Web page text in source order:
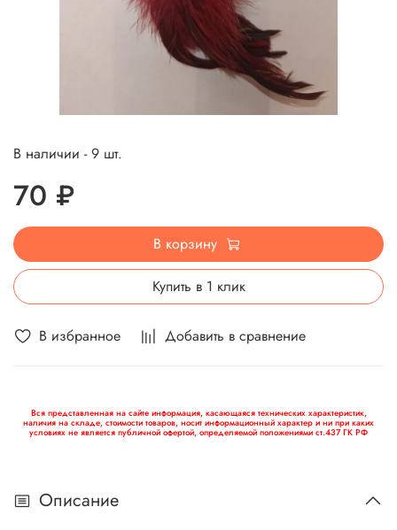
В избранное Добавить в сравнение
В наличии - 9 шт.
70 ₽
В корзину
Купить в 1 клик
Вся представленная на сайте информация, касающаяся технических характеристик,
наличия на складе, стоимости товаров, носит информационный характер и ни при каких
условиях не является публичной офертой, определяемой положениями ст.437 ГК РФ
Описание